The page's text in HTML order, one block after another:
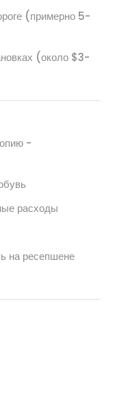
(примерно 5-
(около $3-
-
расходы
на ресепшене